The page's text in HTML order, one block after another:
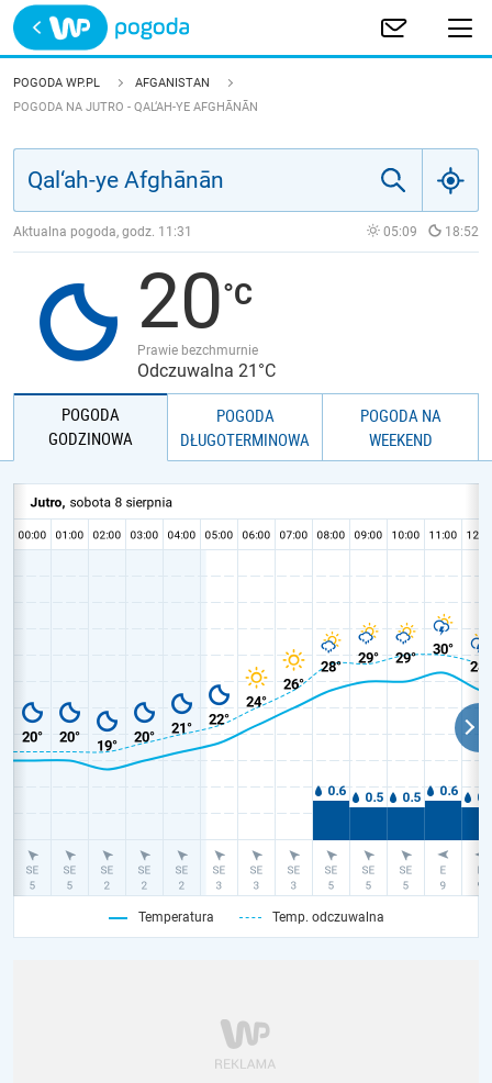
Trwa ładowanie
POLSKA
ŚWIAT
JAKOŚĆ POWIETRZA
POGODA WP.PL
AFGANISTAN
POGODA NA JUTRO - QAL‘AH-YE AFGHĀNĀN
Aktualna pogoda, godz. 11:31 05:09 18:52
20
Prawie bezchmurnie
Odczuwalna 21°C
POGODA
GODZINOWA
POGODA
DŁUGOTERMINOWA
POGODA NA
WEEKEND
Temperatura Temp. odczuwalna